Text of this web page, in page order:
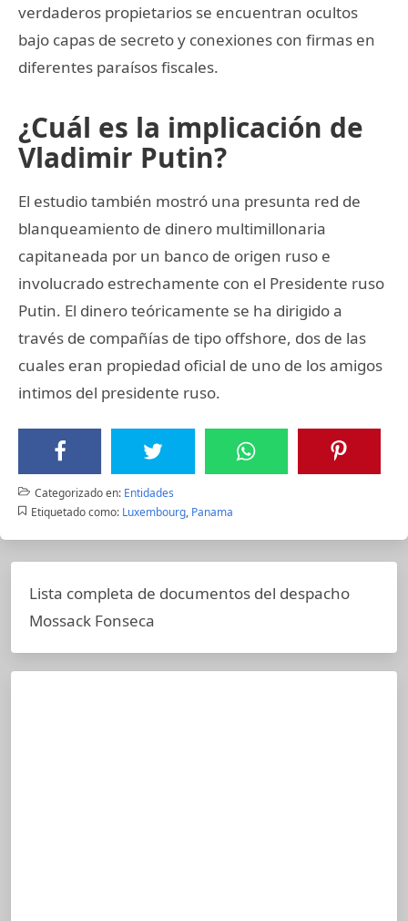
verdaderos propietarios se encuentran ocultos
bajo capas de secreto y conexiones con firmas en
diferentes paraísos fiscales.
¿Cuál es la implicación de
Vladimir Putin?
El estudio también mostró una presunta red de
blanqueamiento de dinero multimillonaria
capitaneada por un banco de origen ruso e
involucrado estrechamente con el Presidente ruso
Putin. El dinero teóricamente se ha dirigido a
través de compañías de tipo offshore, dos de las
cuales eran propiedad oficial de uno de los amigos
intimos del presidente ruso.
Categorizado en: Entidades
Etiquetado como: Luxembourg, Panama
Lista completa de documentos del despacho
Mossack Fonseca